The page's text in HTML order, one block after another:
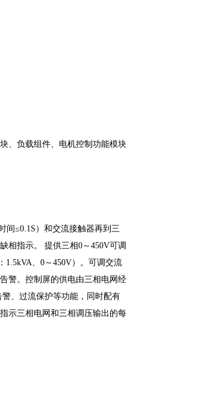
、负载组件、电机控制功能模块
间≤0.1S）和交流接触器再到三
相指示。 提供三相0～450V可调
1.5kVA、0～450V）。可调交流
警。控制屏的供电由三相电网经
、过流保护等功能，同时配有
示三相电网和三相调压输出的每